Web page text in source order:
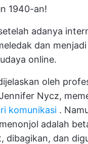
1940-an!
adanya
dan
online.
oleh
Nycz,
komunikasi .
adalah
dibagikan, dan